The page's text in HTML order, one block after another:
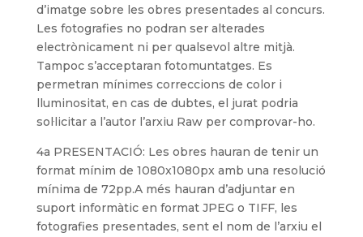
d’imatge sobre les obres presentades al concurs.
Les fotografies no podran ser alterades
electrònicament ni per qualsevol altre mitjà.
Tampoc s’acceptaran fotomuntatges. Es
permetran mínimes correccions de color i
lluminositat, en cas de dubtes, el jurat podria
sol·licitar a l’autor l’arxiu Raw per comprovar-ho.
4a PRESENTACIÓ: Les obres hauran de tenir un
format mínim de 1080x1080px amb una resolució
mínima de 72pp.A més hauran d’adjuntar en
suport informàtic en format JPEG o TIFF, les
fotografies presentades, sent el nom de l’arxiu el